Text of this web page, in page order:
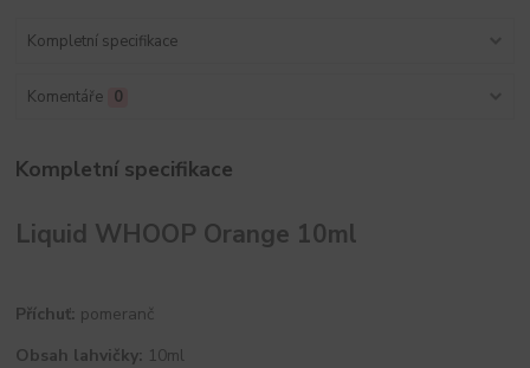
Kompletní specifikace
Komentáře 0
Kompletní specifikace
Liquid WHOOP Orange 10ml
Příchuť: pomeranč
Obsah lahvičky: 10ml